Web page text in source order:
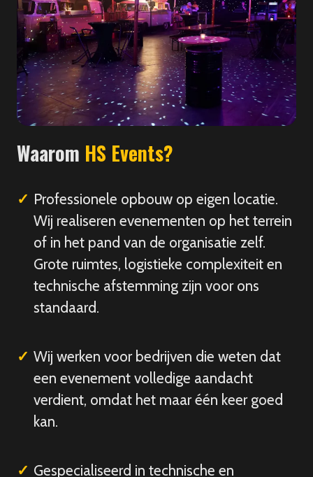
Waarom HS Events?
Professionele opbouw op eigen locatie.
Wij realiseren evenementen op het terrein
of in het pand van de organisatie zelf.
Grote ruimtes, logistieke complexiteit en
technische afstemming zijn voor ons
standaard.
Wij werken voor bedrijven die weten dat
een evenement volledige aandacht
verdient, omdat het maar één keer goed
kan.
Gespecialiseerd in technische en